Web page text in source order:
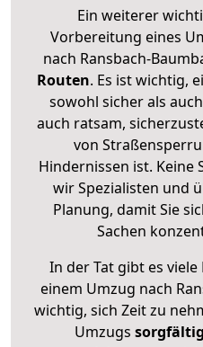
Ein weiterer
Vorbereitung eines
nach Ransbach-
Routen. Es ist wichtig,
sowohl sicher als auch
auch ratsam,
von
Hindernissen ist. Keine
wir Spezialisten und
Planung, damit Sie
Sachen
In der Tat gibt es
einem Umzug nach
wichtig, sich Zeit zu
Umzugs sorgfältig